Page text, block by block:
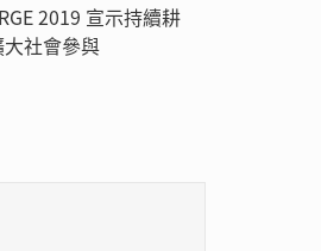
2019 宣示持續耕
社會參與